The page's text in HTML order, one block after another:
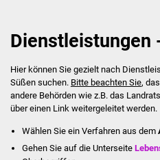
Dienstleistungen
Hier können Sie gezielt nach
Süßen suchen. Bitte beachten Sie,
andere Behörden wie z.B. das
über einen Link weitergeleitet werden.
Wählen Sie ein Verfahren aus dem
Gehen Sie auf die Unterseite